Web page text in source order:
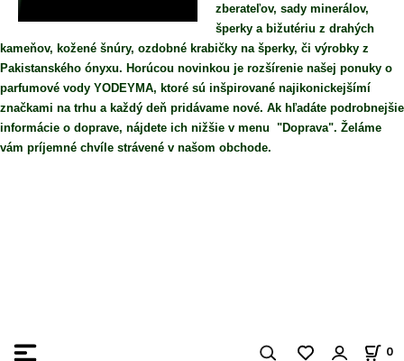
zberateľov, sady minerálov,
šperky a bižutériu z drahých
kameňov, kožené šnúry, ozdobné krabičky na šperky, či výrobky z
Pakistanského ónyxu. Horúcou novinkou je rozšírenie našej ponuky o
parfumové vody YODEYMA, ktoré sú inšpirované najikonickejšímí
značkami na trhu a každý deň pridávame nové. Ak hľadáte podrobnejšie
informácie o doprave, nájdete ich nižšie v menu "Doprava". Želáme
vám príjemné chvíle strávené v našom obchode.
0